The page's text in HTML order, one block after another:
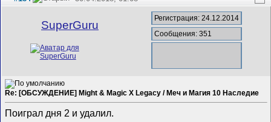
SuperGuru
Регистрация: 24.12.2014
Сообщения: 351
Re: [ОБСУЖДЕНИЕ] Might & Magic X Legacy / Меч и Магия 10 Наследие
Поиграл дня 2 и удалил.